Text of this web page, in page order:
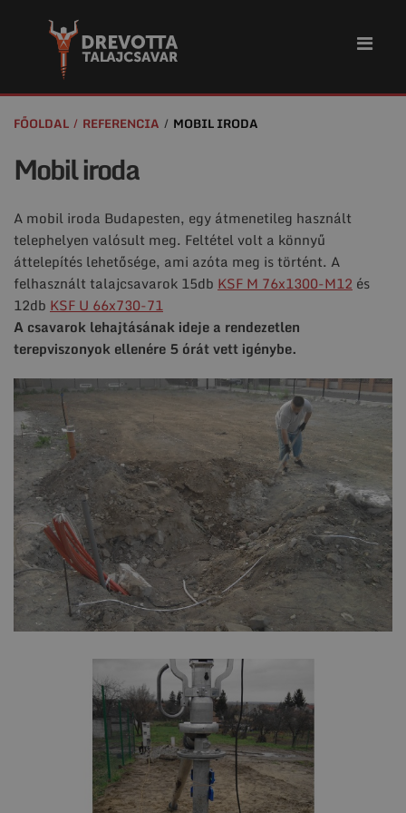
FŐOLDAL REFERENCIA MOBIL IRODA
Mobil iroda
A mobil iroda Budapesten, egy átmenetileg használt
telephelyen valósult meg. Feltétel volt a könnyű
áttelepítés lehetősége, ami azóta meg is történt. A
felhasznált talajcsavarok 15db KSF M 76x1300-M12 és
12db KSF U 66x730-71
A csavarok lehajtásának ideje a rendezetlen
terepviszonyok ellenére 5 órát vett igénybe.